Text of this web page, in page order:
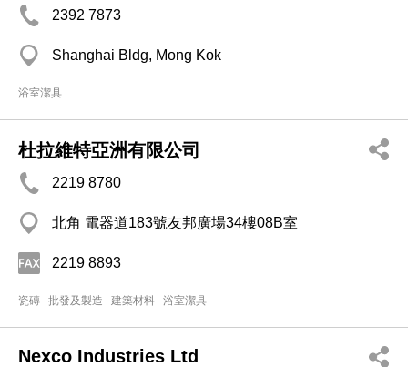
2392 7873
Shanghai Bldg, Mong Kok
浴室潔具
杜拉維特亞洲有限公司
2219 8780
北角 電器道183號友邦廣場34樓08B室
2219 8893
瓷磚─批發及製造 建築材料 浴室潔具
Nexco Industries Ltd